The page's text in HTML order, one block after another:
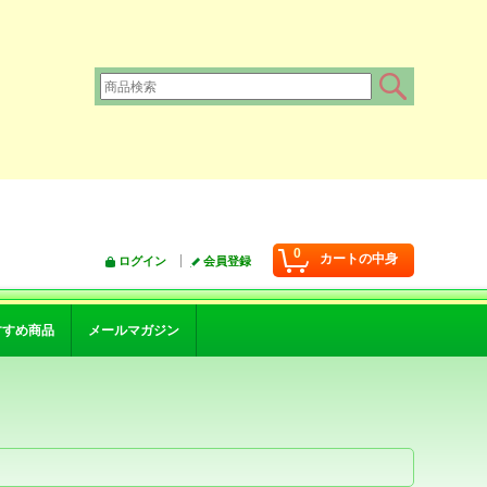
0 カートの中身
ログイン 会員登録
すめ商品 メールマガジン